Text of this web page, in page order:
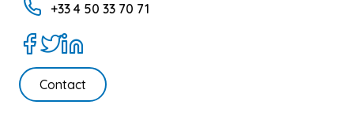
+33 4 50 33 70 71
Contact